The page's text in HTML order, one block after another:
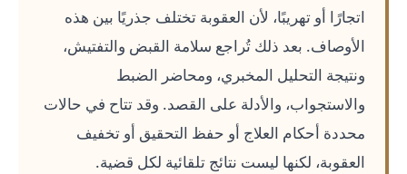
اتجارًا أو تهريبًا، لأن العقوبة تختلف جذريًا بين هذه
الأوصاف. بعد ذلك تُراجع سلامة القبض والتفتيش،
ونتيجة التحليل المخبري، ومحاضر الضبط
والاستجواب، والأدلة على القصد. وقد تتاح في حالات
محددة أحكام العلاج أو حفظ التحقيق أو تخفيف
العقوبة، لكنها ليست نتائج تلقائية لكل قضية.